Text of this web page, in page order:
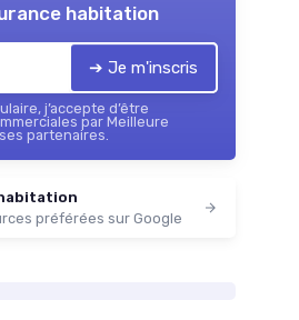
habitation
➔ Je m'inscris
j’accepte d’être
par Meilleure
partenaires.
préférées sur Google